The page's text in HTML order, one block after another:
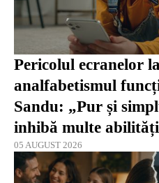
Pericolul ecranelor
analfabetismul
Sandu: „Pur și
inhibă multe
05 AUGUST 2026